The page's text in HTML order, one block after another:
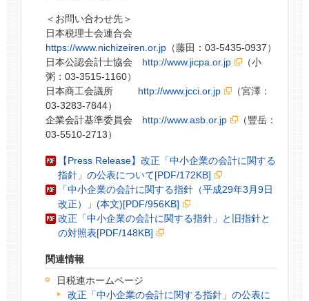
＜お問い合わせ先＞
日本税理士会連合会
https://www.nichizeiren.or.jp （藤田：03-5435-0937）
日本公認会計士協会 http://www.jicpa.or.jp
（小
粥：03-3515-1160）
日本商工会議所 http://www.jcci.or.jp
（宮澤：
03-3283-7844）
企業会計基準委員会 http://www.asb.or.jp
（豐岳：
03-5510-2713）
【Press Release】改正「中小企業の会計に関する
指針」の公表について[PDF/172KB]
「中小企業の会計に関する指針（平成29年3月9日
改正）」(本文)[PDF/956KB]
改正「中小企業の会計に関する指針」と旧指針と
の対照表[PDF/148KB]
関連情報
日税連ホームページ
改正「中小企業の会計に関する指針」の公表に